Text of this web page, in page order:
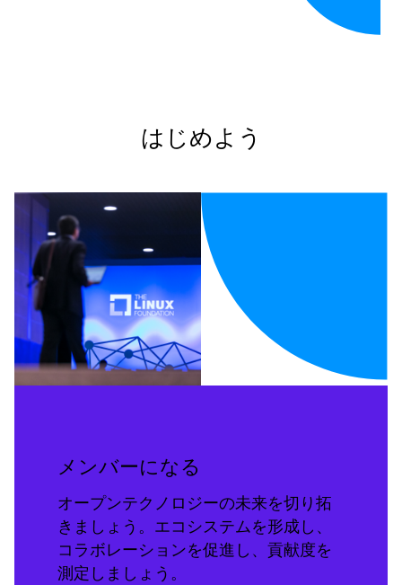
はじめよう
メンバーになる
オープンテクノロジーの未来を切り拓
きましょう。エコシステムを形成し、
コラボレーションを促進し、貢献度を
測定しましょう。